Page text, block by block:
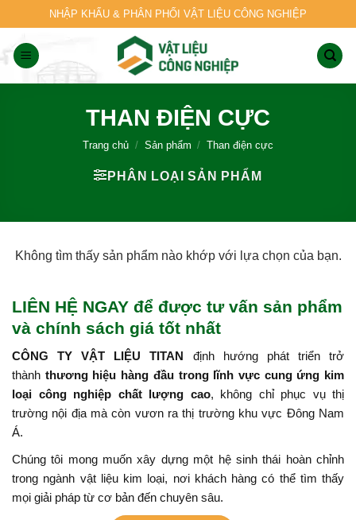
to
content
NHẬP KHẨU & PHÂN PHỐI VẬT LIỆU CÔNG NGHIỆP
THAN ĐIỆN CỰC
Trang chủ / Sản phẩm / Than điện cực
PHÂN LOẠI SẢN PHẨM
Không tìm thấy sản phẩm nào khớp với lựa chọn của bạn.
LIÊN HỆ NGAY để được tư vấn sản phẩm
và chính sách giá tốt nhất
CÔNG TY VẬT LIỆU TITAN định hướng phát triển trở
thành thương hiệu hàng đầu trong lĩnh vực cung ứng kim
loại công nghiệp chất lượng cao, không chỉ phục vụ thị
trường nội địa mà còn vươn ra thị trường khu vực Đông Nam
Á.
Chúng tôi mong muốn xây dựng một hệ sinh thái hoàn chỉnh
trong ngành vật liệu kim loại, nơi khách hàng có thể tìm thấy
mọi giải pháp từ cơ bản đến chuyên sâu.